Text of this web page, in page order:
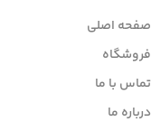
صفحه اصلی
فروشگاه
تماس با ما
درباره ما